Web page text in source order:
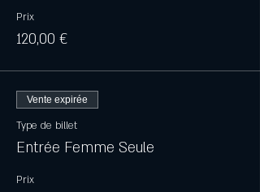
Prix
120,00 €
Vente expirée
Type de billet
Entrée Femme Seule
Prix